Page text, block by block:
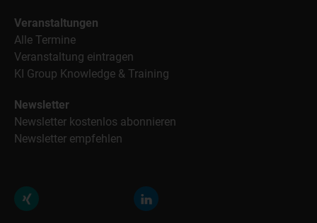
Veranstaltungen
Alle Termine
Veranstaltung eintragen
KI Group Knowledge & Training
Newsletter
Newsletter kostenlos abonnieren
Newsletter empfehlen